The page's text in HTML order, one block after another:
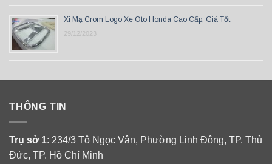
Xi Mạ Crom Logo Xe Oto Honda Cao Cấp, Giá Tốt
29/12/2023
THÔNG TIN
Trụ sở 1: 234/3 Tô Ngọc Vân, Phường Linh Đông, TP. Thủ
Đức, TP. Hồ Chí Minh